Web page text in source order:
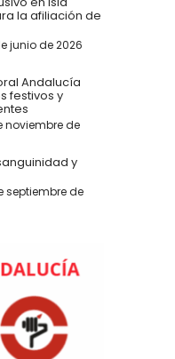
la afiliación de
junio de 2026
Andalucía
festivos y
noviembre de
y
septiembre de